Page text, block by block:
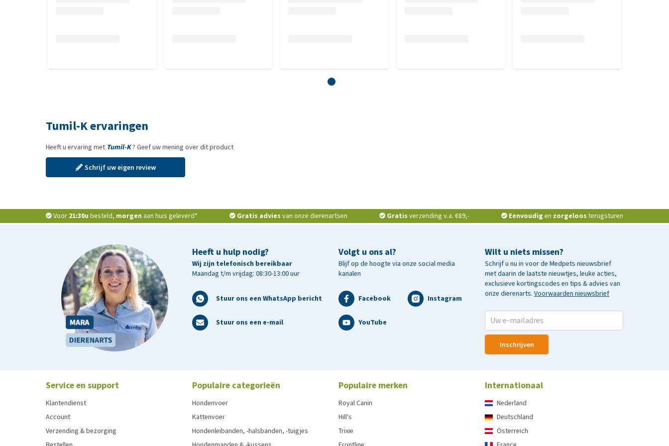
Tumil-K ervaringen
Heeft u ervaring met Tumil-K? Geef uw mening over dit product
Schrijf uw eigen review
Voor 21:30u besteld, morgen aan huis geleverd* Gratis advies van onze dierenartsen Gratis verzending v.a. €89,- Eenvoudig en zorgeloos terugsturen
Heeft u hulp nodig?
Wij zijn telefonisch bereikbaar
Maandag t/m vrijdag: 08:30-13:00 uur
Stuur ons een WhatsApp bericht
Stuur ons een e-mail
Wilt u niets missen?
Schrijf u nu in voor de Medpets nieuwsbrief
met daarin de laatste nieuwtjes, leuke acties,
exclusieve kortingscodes en tips & advies van
onze dierenarts. Voorwaarden nieuwsbrief
Inschrijven
Volgt u ons al?
Blijf op de hoogte via onze social media
kanalen
Facebook Instagram
YouTube
Service en support
Klantendienst
Account
Verzending & bezorging
Populaire categorieën
Hondenvoer
Kattenvoer
Hondenleibanden, -halsbanden, -tuigjes
Populaire merken
Royal Canin
Hill's
Trixie
Internationaal
Nederland
Deutschland
Österreich